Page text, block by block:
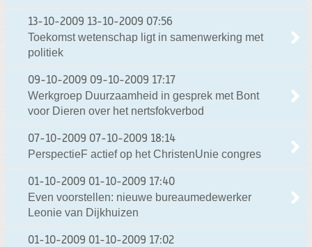
13-10-2009 13-10-2009 07:56
Toekomst wetenschap ligt in samenwerking met
politiek
09-10-2009 09-10-2009 17:17
Werkgroep Duurzaamheid in gesprek met Bont
voor Dieren over het nertsfokverbod
07-10-2009 07-10-2009 18:14
PerspectieF actief op het ChristenUnie congres
01-10-2009 01-10-2009 17:40
Even voorstellen: nieuwe bureaumedewerker
Leonie van Dijkhuizen
01-10-2009 01-10-2009 17:02